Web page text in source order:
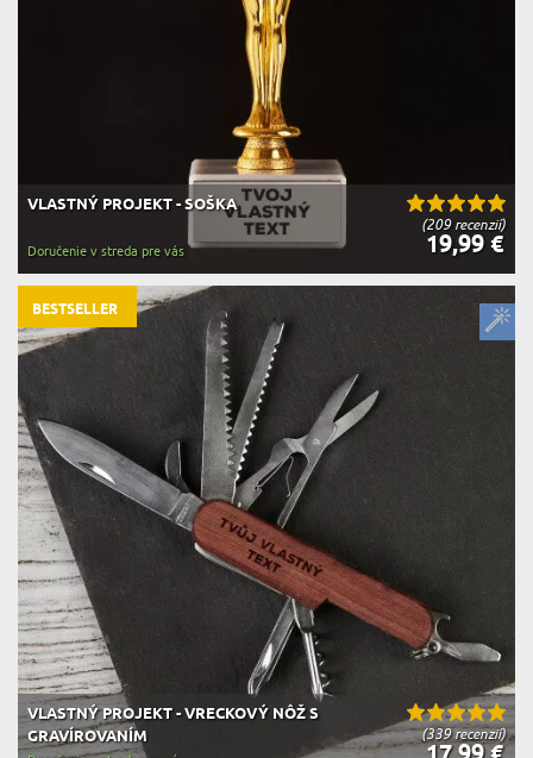
(209 recenzií)
VLASTNÝ PROJEKT - SOŠKA
19,99 €
Doručenie v streda pre vás
(339 recenzií)
VLASTNÝ PROJEKT - VRECKOVÝ NÔŽ S
GRAVÍROVANÍM
BESTSELLER